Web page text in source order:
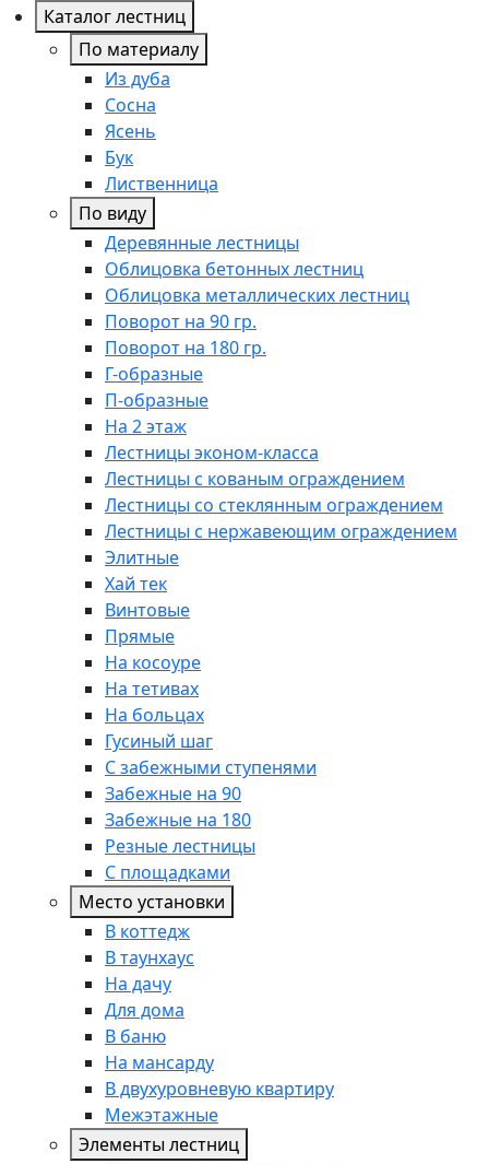
Каталог лестниц
По материалу
Из дуба
Сосна
Ясень
Бук
Лиственница
По виду
Деревянные лестницы
Облицовка бетонных лестниц
Облицовка металлических лестниц
Поворот на 90 гр.
Поворот на 180 гр.
Г-образные
П-образные
На 2 этаж
Лестницы эконом-класса
Лестницы с кованым ограждением
Лестницы со стеклянным ограждением
Лестницы с нержавеющим ограждением
Элитные
Хай тек
Винтовые
Прямые
На косоуре
На тетивах
На больцах
Гусиный шаг
С забежными ступенями
Забежные на 90
Забежные на 180
Резные лестницы
С площадками
Место установки
В коттедж
В таунхаус
На дачу
Для дома
В баню
На мансарду
В двухуровневую квартиру
Межэтажные
Элементы лестниц